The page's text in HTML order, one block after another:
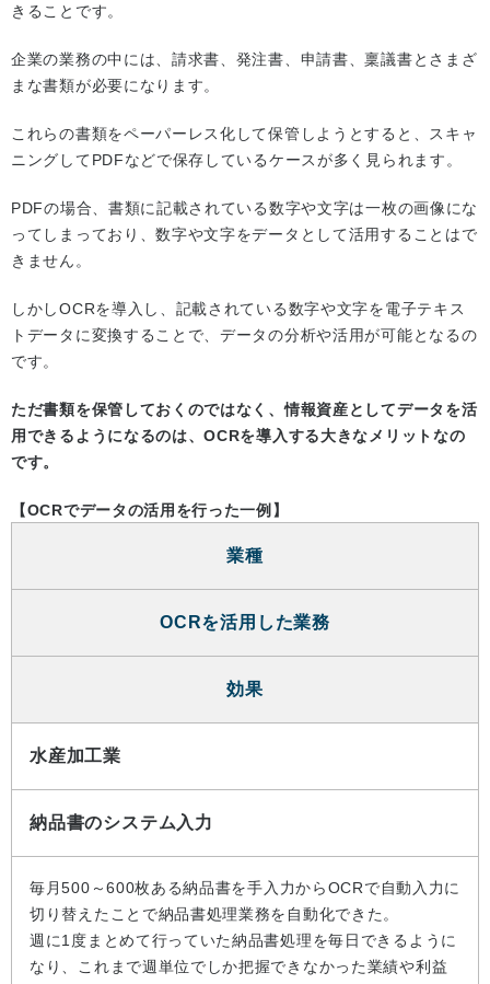
きることです。
企業の業務の中には、請求書、発注書、申請書、稟議書とさまざ
まな書類が必要になります。
これらの書類をペーパーレス化して保管しようとすると、スキャ
ニングしてPDFなどで保存しているケースが多く見られます。
PDFの場合、書類に記載されている数字や文字は一枚の画像にな
ってしまっており、数字や文字をデータとして活用することはで
きません。
しかしOCRを導入し、記載されている数字や文字を電子テキス
トデータに変換することで、データの分析や活用が可能となるの
です。
ただ書類を保管しておくのではなく、情報資産としてデータを活
用できるようになるのは、OCRを導入する大きなメリットなの
です。
【OCRでデータの活用を行った一例】
業種
OCRを活用した業務
効果
水産加工業
納品書のシステム入力
毎月500～600枚ある納品書を手入力からOCRで自動入力に
切り替えたことで納品書処理業務を自動化できた。
週に1度まとめて行っていた納品書処理を毎日できるように
なり、これまで週単位でしか把握できなかった業績や利益